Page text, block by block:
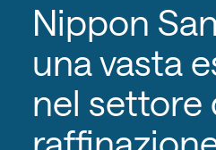
Nippon
una vasta
nel settore